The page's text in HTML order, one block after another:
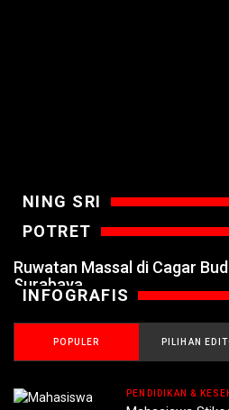
NING SRI
POTRET
Ruwatan Massal di Cagar
Surabaya
INFOGRAFIS
POPULER PILIHAN
PENDIDIKAN &